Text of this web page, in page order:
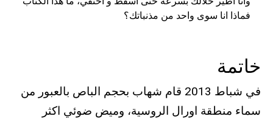
فماذا انا سوى واحد من مذنباتك؟
خاتمة
في شباط 2013 قام شهاب بحجم الباص بالعبور من
سماء منطقة اورال الروسية، وميض ضوئي اكثر